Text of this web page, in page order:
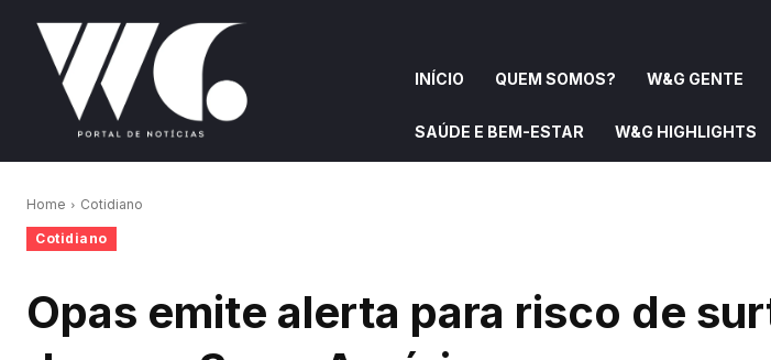
INÍCIO QUEM SOMOS? W&G GENTE
SAÚDE E BEM-ESTAR W&G HIGHLIGHTS
Home Cotidiano
Cotidiano
Opas emite alerta para risco de